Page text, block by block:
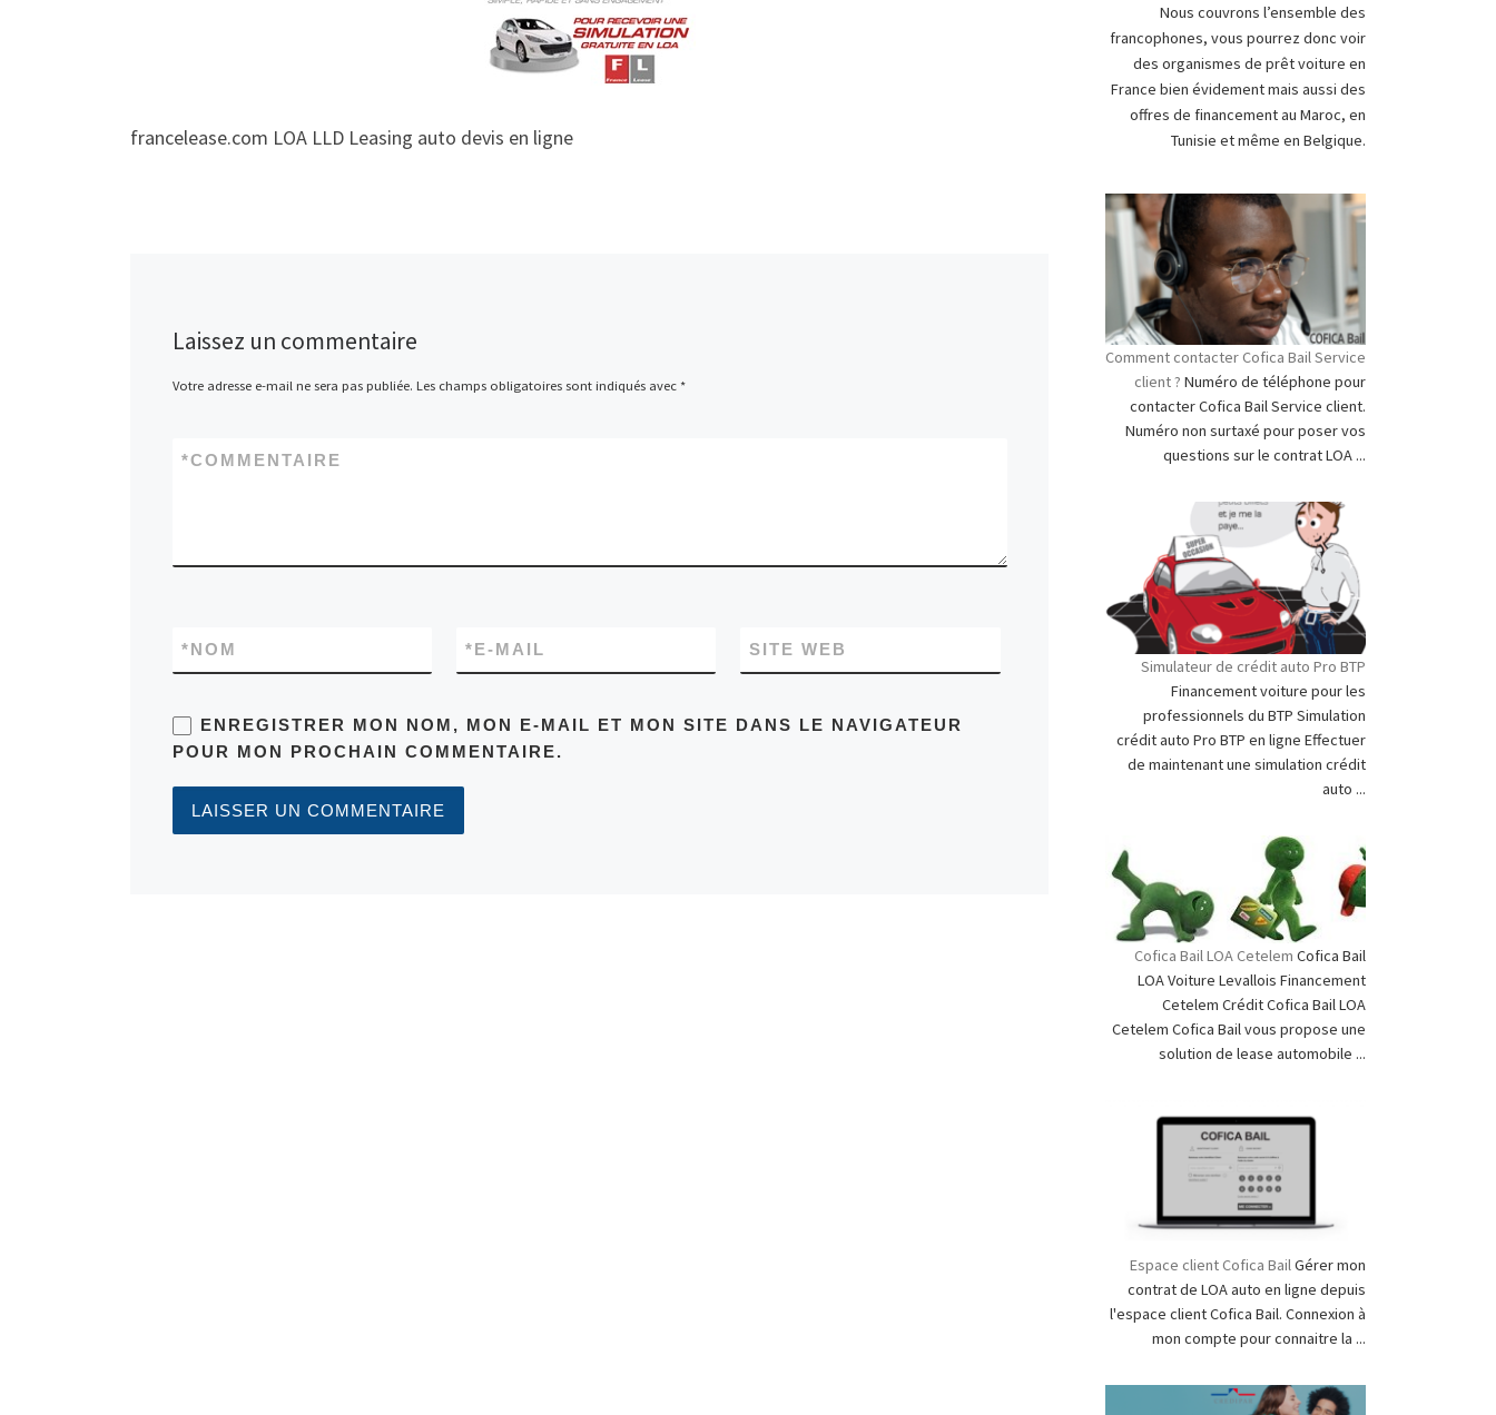
francelease.com LOA LLD Leasing auto devis en ligne
Laissez un commentaire
Votre adresse e-mail ne sera pas publiée. Les champs obligatoires sont indiqués avec *
COMMENTAIRE
*
NOM
* E-MAIL
* SITE WEB
ENREGISTRER MON NOM, MON E-MAIL ET MON SITE DANS LE NAVIGATEUR
POUR MON PROCHAIN COMMENTAIRE.
Nous couvrons l’ensemble des
francophones, vous pourrez donc voir
des organismes de prêt voiture en
France bien évidement mais aussi des
offres de financement au Maroc, en
Tunisie et même en Belgique.
Comment contacter Cofica Bail Service
client ? Numéro de téléphone pour
contacter Cofica Bail Service client.
Numéro non surtaxé pour poser vos
questions sur le contrat LOA ...
Simulateur de crédit auto Pro BTP
Financement voiture pour les
professionnels du BTP Simulation
crédit auto Pro BTP en ligne Effectuer
de maintenant une simulation crédit
auto ...
Cofica Bail LOA Cetelem Cofica Bail
LOA Voiture Levallois Financement
Cetelem Crédit Cofica Bail LOA
Cetelem Cofica Bail vous propose une
solution de lease automobile ...
Espace client Cofica BailGérer mon
contrat de LOA auto en ligne depuis
l'espace client Cofica Bail. Connexion à
mon compte pour connaitre la ...